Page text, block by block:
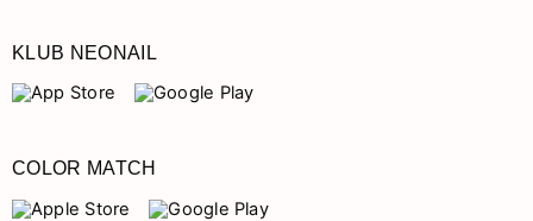
KLUB NEONAIL
COLOR MATCH